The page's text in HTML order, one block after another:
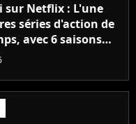
Netflix : L'une
séries d'action de
avec 6 saisons